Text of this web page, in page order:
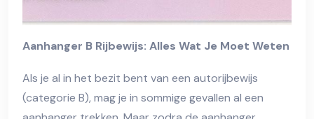
Aanhanger B Rijbewijs: Alles Wat Je Moet Weten
Als je al in het bezit bent van een autorijbewijs
(categorie B), mag je in sommige gevallen al een